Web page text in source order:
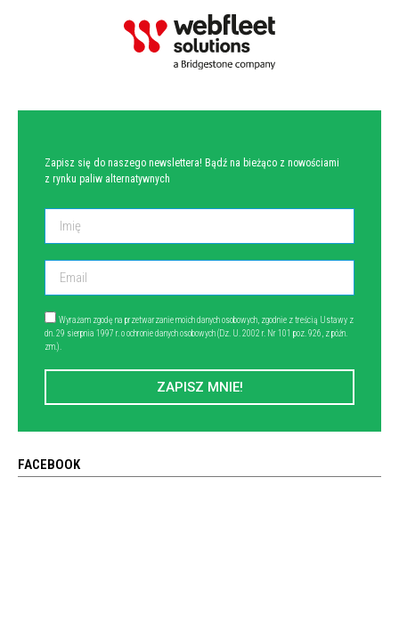
Zapisz się do naszego newslettera! Bądź na bieżąco z nowościami
z rynku paliw alternatywnych
Wyrażam zgodę na przetwarzanie moich danych osobowych, zgodnie z treścią Ustawy z
dn. 29 sierpnia 1997 r. o ochronie danych osobowych (Dz. U. 2002 r. Nr 101 poz. 926, z późn.
zm.).
ZAPISZ MNIE!
FACEBOOK